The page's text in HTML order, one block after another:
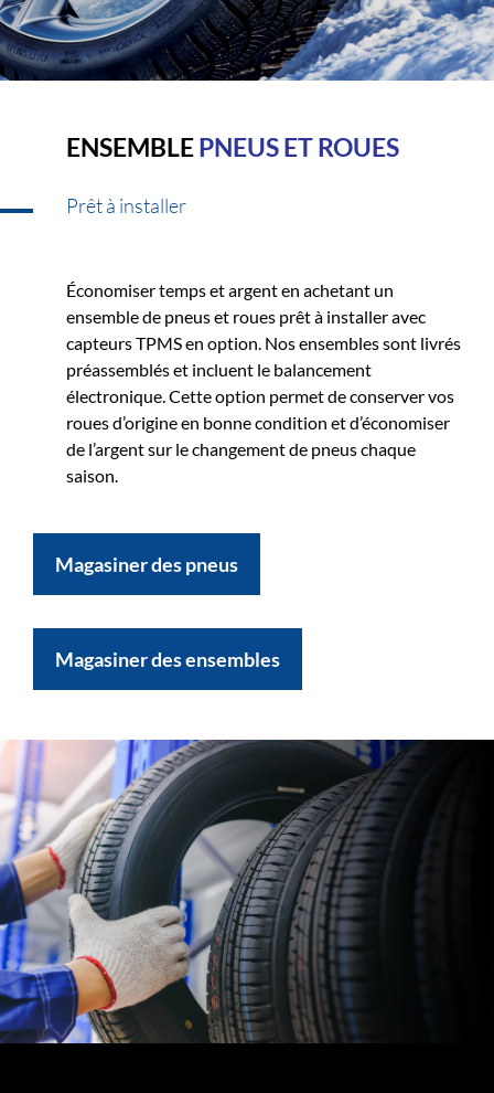
ENSEMBLEPNEUS ET ROUES
Prêt à installer
Économiser temps et argent en achetant un
ensemble de pneus et roues prêt à installer avec
capteurs TPMS en option. Nos ensembles sont livrés
préassemblés et incluent le balancement
électronique. Cette option permet de conserver vos
roues d’origine en bonne condition et d’économiser
de l’argent sur le changement de pneus chaque
saison.
Magasiner des pneus
Magasiner des ensembles